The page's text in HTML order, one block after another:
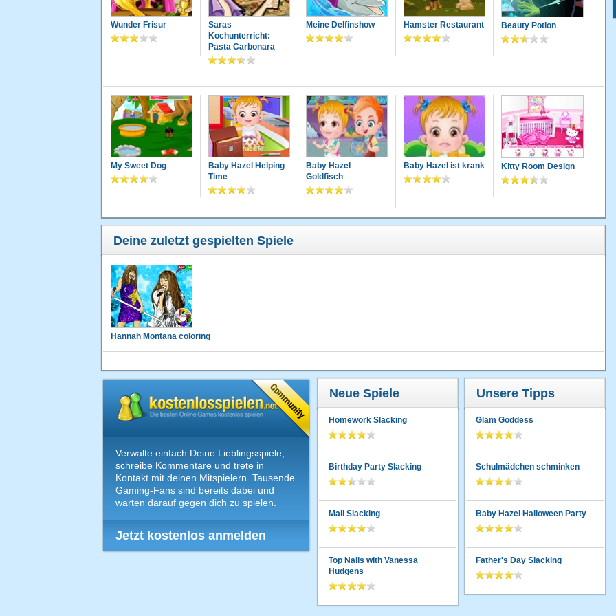
Wunder Frisur
Saras
Kochunterricht:
Pasta Carbonara
Meine Delfinshow Hamster Restaurant Beauty Potion
My Sweet Dog
Baby Hazel Helping
Time
Baby Hazel
Goldfisch
Baby Hazel ist krank Kitty Room Design
Deine zuletzt gespielten Spiele
Hannah Montana coloring
Verwalte einfach Deine Lieblingsspiele,
schreibe Kommentare und trete in
Kontakt mit deinen Mitspielern. Tausende
Gaming-Fans sind bereits dabei und
warten darauf gegen dich zu spielen.
Jetzt kostenlos anmelden
Neue Spiele
Homework Slacking
Birthday Party Slacking
Mall Slacking
Top Nails with Vanessa
Hudgens
Unsere Tipps
Glam Goddess
Schulmädchen schminken
Baby Hazel Halloween Party
Father's Day Slacking